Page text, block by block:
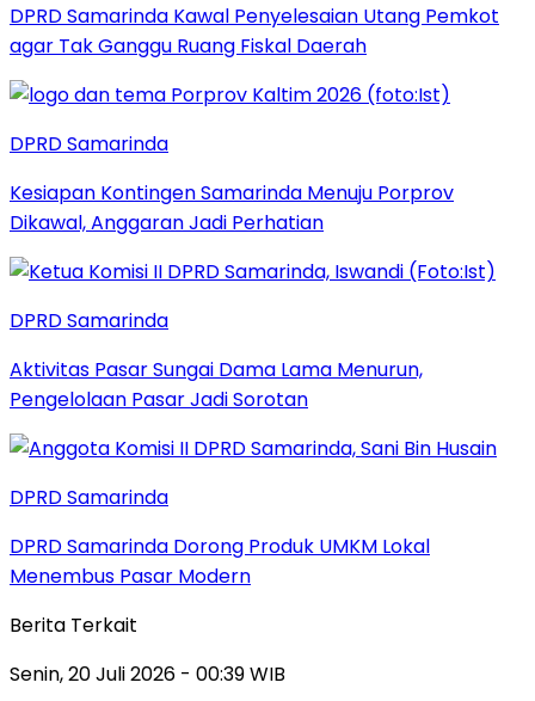
DPRD Samarinda Kawal Penyelesaian Utang Pemkot
agar Tak Ganggu Ruang Fiskal Daerah
DPRD Samarinda
Kesiapan Kontingen Samarinda Menuju Porprov
Dikawal, Anggaran Jadi Perhatian
DPRD Samarinda
Aktivitas Pasar Sungai Dama Lama Menurun,
Pengelolaan Pasar Jadi Sorotan
DPRD Samarinda
DPRD Samarinda Dorong Produk UMKM Lokal
Menembus Pasar Modern
Berita Terkait
Senin, 20 Juli 2026 - 00:39 WIB